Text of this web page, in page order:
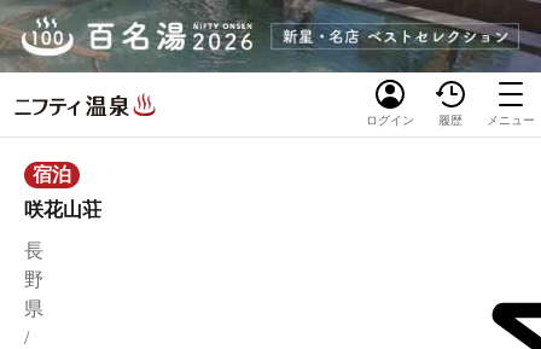
ログイン 履歴 メニュー
宿泊
咲花山荘
長
野
県
/